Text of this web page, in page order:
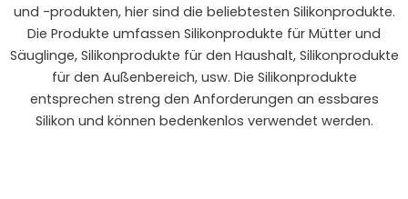
und -produkten, hier sind die beliebtesten Silikonprodukte.
Die Produkte umfassen Silikonprodukte für Mütter und
Säuglinge, Silikonprodukte für den Haushalt, Silikonprodukte
für den Außenbereich, usw. Die Silikonprodukte
entsprechen streng den Anforderungen an essbares
Silikon und können bedenkenlos verwendet werden.